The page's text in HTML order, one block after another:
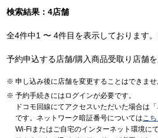
検索結果：4店舗
全4件中1 〜 4件目を表示しております
予約申込する店舗/購入商品受取り店舗を
申し込み後に店舗を変更することはできませ
予約手続きにはログインが必要です。
ドコモ回線にてアクセスいただいた場合は
です。ネットワーク暗証番号についてはこち
Wi-Fiまたはご自宅のインターネット環境に